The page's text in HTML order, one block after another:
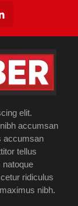
elit.
accumsan
accumsan
tellus
natoque
ridiculus
nibh.